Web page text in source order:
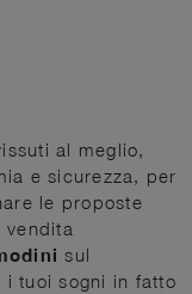
al meglio,
e sicurezza, per
le proposte
sul
tuoi sogni in fatto